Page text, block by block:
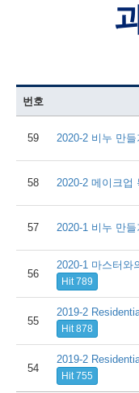
번호
59 2020-2 비누 만
58 2020-2 메이크업
57 2020-1 비누 만
56
2020-1 마스터와
Hit 789
55
2019-2
Hit 878
54
2019-2
Hit 755